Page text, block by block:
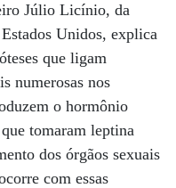
Júlio Licínio, da
Unidos, explica
que ligam
numerosas nos
o hormônio
tomaram leptina
dos órgãos sexuais
com essas